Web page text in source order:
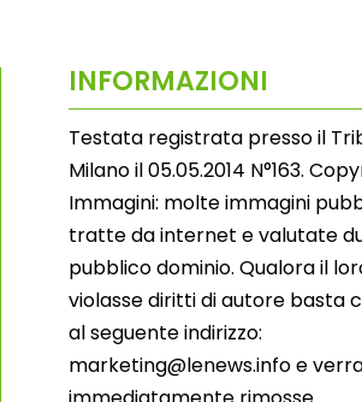
INFORMAZIONI
Testata registrata presso il
Milano il 05.05.2014 N°163.
Immagini: molte immagini
tratte da internet e valutate
pubblico dominio. Qualora il
violasse diritti di autore basta
al seguente indirizzo:
marketing@lenews.info e